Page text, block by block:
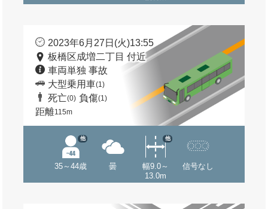
2023年6月27日(火)13:55
板橋区成増二丁目 付近
車両単独 事故
大型乗用車(1)
死亡(0) 負傷(1)
距離115m
35～44歳
他
曇
幅9.0～
13.0m
他
信号なし